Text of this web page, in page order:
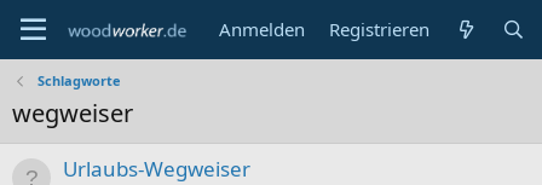
Anmelden Registrieren
Schlagworte
wegweiser
Urlaubs-Wegweiser